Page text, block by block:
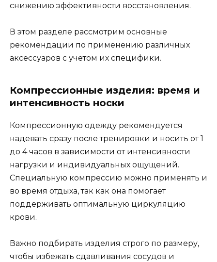
снижению эффективности восстановления.
В этом разделе рассмотрим основные
рекомендации по применению различных
аксессуаров с учетом их специфики.
Компрессионные изделия: время и
интенсивность носки
Компрессионную одежду рекомендуется
надевать сразу после тренировки и носить от 1
до 4 часов в зависимости от интенсивности
нагрузки и индивидуальных ощущений.
Специальную компрессию можно применять и
во время отдыха, так как она помогает
поддерживать оптимальную циркуляцию
крови.
Важно подбирать изделия строго по размеру,
чтобы избежать сдавливания сосудов и